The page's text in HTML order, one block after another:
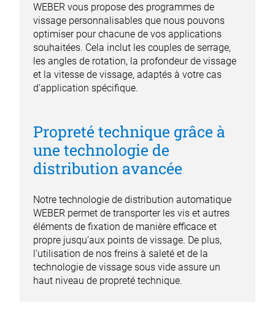
WEBER vous propose des programmes de
vissage personnalisables que nous pouvons
optimiser pour chacune de vos applications
souhaitées. Cela inclut les couples de serrage,
les angles de rotation, la profondeur de vissage
et la vitesse de vissage, adaptés à votre cas
d’application spécifique.
Propreté technique grâce à
une technologie de
distribution avancée
Notre technologie de distribution automatique
WEBER permet de transporter les vis et autres
éléments de fixation de manière efficace et
propre jusqu’aux points de vissage. De plus,
l’utilisation de nos freins à saleté et de la
technologie de vissage sous vide assure un
haut niveau de propreté technique.